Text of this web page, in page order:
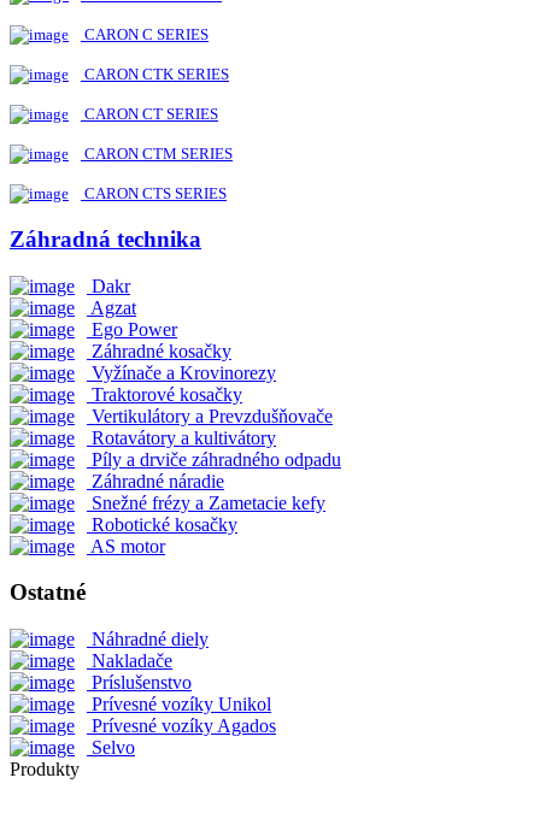
CARON C SERIES
CARON CTK SERIES
CARON CT SERIES
CARON CTM SERIES
CARON CTS SERIES
Záhradná technika
Dakr
Agzat
Ego Power
Záhradné kosačky
Vyžínače a Krovinorezy
Traktorové kosačky
Vertikulátory a Prevzdušňovače
Rotavátory a kultivátory
Píly a drviče záhradného odpadu
Záhradné náradie
Snežné frézy a Zametacie kefy
Robotické kosačky
AS motor
Ostatné
Náhradné diely
Nakladače
Príslušenstvo
Prívesné vozíky Unikol
Prívesné vozíky Agados
Selvo
Produkty